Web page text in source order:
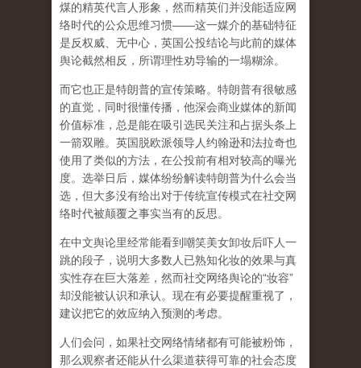
煤的精英代言人形象，然而精英们并没能适应网
络时代的公众思维习惯——这一媒介的基础特征
是反权威、无中心，英国公投结论与此前的媒体
舆论截然相反，所谓理性劝导输的一塌糊涂。
而它也正是特朗普的宣传策略。特朗普有很敏感
的直觉，同时很懂传播，他深会商业媒体的新闻
价值标准，总是能在吸引选民关注和占据头条上
一箭双雕。英国脱欧派领导人约翰逊和法拉奇也
使用了类似的方法，在公投前有相对较高的曝光
度。选举日后，媒体纷纷解读特朗普为什么会当
选，但大多没有给出对于传统宣传模式在社交网
络时代被颠覆之事实当有的反思。
在中文舆论里经常能看到嘲笑美女卸妆后吓人一
跳的段子，说明大多数人已熟知化妆的效果与真
实性存在巨大落差，然而社交网络舆论的“妆容”
却没能被认识和承认。现在有必要提醒重视了，
建议把它的效应纳入预测的考虑。
人们会问，如果社交网络情绪都有可能被粉饰，
那么观察者还能从什么渠道获得可靠的社会态度